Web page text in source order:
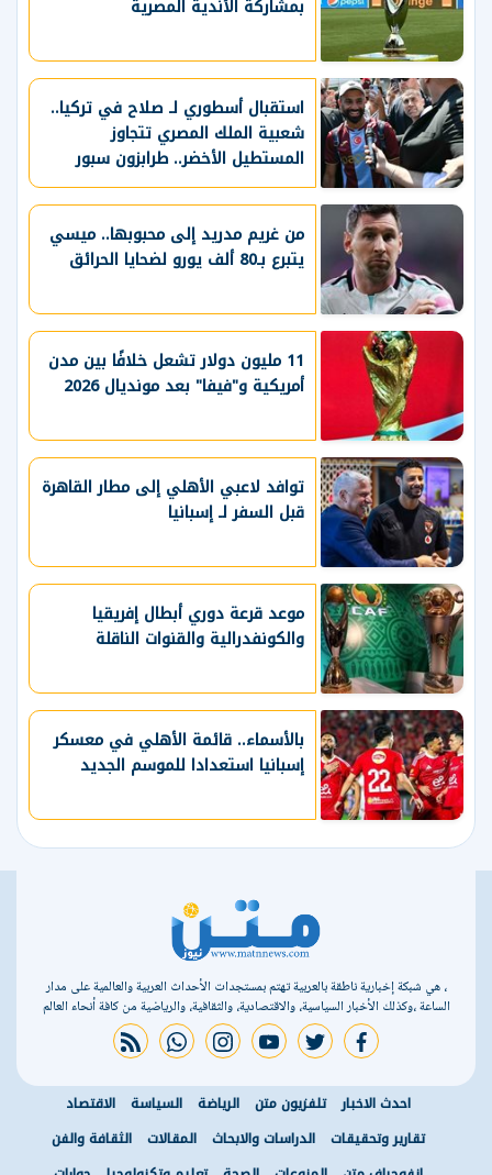
بمشاركة الأندية المصرية
استقبال أسطوري لـ صلاح في تركيا..
شعبية الملك المصري تتجاوز
المستطيل الأخضر.. طرابزون سبور
يسعي لاستعادة لقب الدوري التركي
وتعزيز حظوظه في المنافسات
الأوروبية
من غريم مدريد إلى محبوبها.. ميسي
يتبرع بـ80 ألف يورو لضحايا الحرائق
11 مليون دولار تشعل خلافًا بين مدن
أمريكية و"فيفا" بعد مونديال 2026
توافد لاعبي الأهلي إلى مطار القاهرة
قبل السفر لـ إسبانيا
موعد قرعة دوري أبطال إفريقيا
والكونفدرالية والقنوات الناقلة
بالأسماء.. قائمة الأهلي في معسكر
إسبانيا استعدادا للموسم الجديد
، هي شبكة إخبارية ناطقة بالعربية تهتم بمستجدات الأحداث العربية والعالمية على مدار
الساعة ،وكذلك الأخبار السياسية، والاقتصادية، والثقافية، والرياضية من كافة أنحاء العالم
facebook
twitter
youtube
instagram
whatsapp
rss feed
احدث الاخبار تلفزيون متن الرياضة السياسة
الاقتصاد
تقارير وتحقيقات
الدراسات والابحاث المقالات
الثقافة والفن